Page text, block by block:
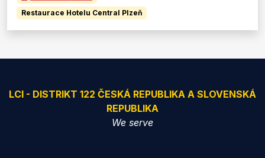
Restaurace Hotelu Central Plzeň
LCI - DISTRIKT 122 ČESKÁ REPUBLIKA A SLOVENSKÁ
REPUBLIKA
We serve